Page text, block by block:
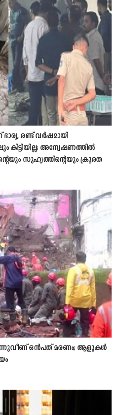
രണ്ട് വർഷമായി
അന്വേഷണത്തിൽ
സുഹൃത്തിന്‍റെയും ക്രൂരത
ഒൻപത് മരണം; ആളുകൾ